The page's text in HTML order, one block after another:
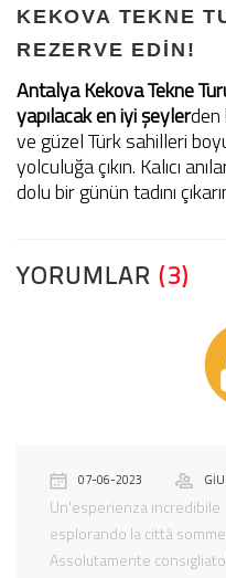
KEKOVA TEKNE
REZERVE EDİN!
Antalya Kekova Tekne
yapılacak en iyi şeylerden
ve güzel Türk sahilleri
yolculuğa çıkın. Kalıcı
dolu bir günün tadını
YORUMLAR (3)
07-06-2023
Un'esperienza incredibile
esplorando la città
Assolutamente